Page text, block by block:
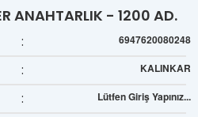
ANAHTARLIK - 1200 AD.
: 6947620080248
: KALINKAR
: Lütfen Giriş Yapınız...